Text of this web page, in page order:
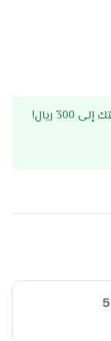
التوصيل مجاني عند وصول سلتك إلى 300 ريال!